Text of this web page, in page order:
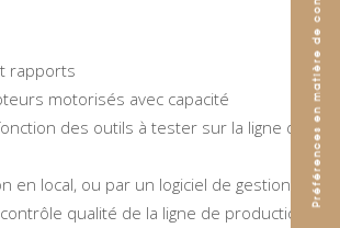
rapports
motorisés avec capacité
des outils à tester sur la ligne de
en local, ou par un logiciel de gestion à
qualité de la ligne de production